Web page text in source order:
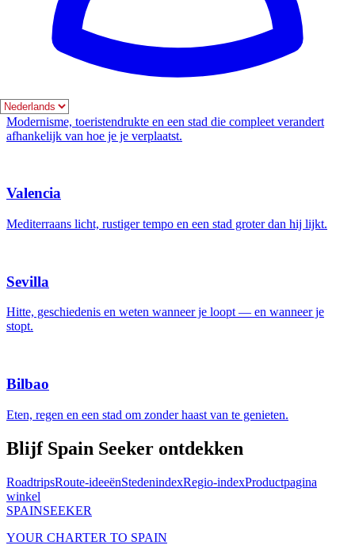
De stad die nooit slaapt — en waar veel reizigers de helft van de trip
kwijtraken aan improviseren.
Modernisme, toeristendrukte en een stad die compleet verandert
afhankelijk van hoe je je verplaatst.
Valencia
Mediterraans licht, rustiger tempo en een stad groter dan hij lijkt.
Sevilla
Hitte, geschiedenis en weten wanneer je loopt — en wanneer je
stopt.
Bilbao
Eten, regen en een stad om zonder haast van te genieten.
Blijf Spain Seeker ontdekken
RoadtripsRoute-ideeënStedenindexRegio-indexProductpagina
winkel
SPAINSEEKER
YOUR CHARTER TO SPAIN